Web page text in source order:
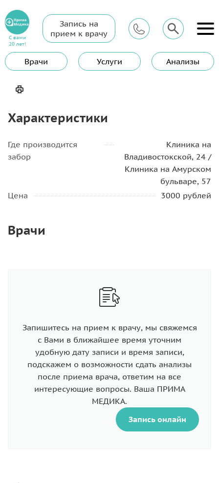
С вами
20 лет!
Запись на
прием к врачу
Врачи Услуги Анализы
Главная
Вскрытие абсцесса половой губы
Вскрытие абсцесса половой
губы
Характеристики
Где производится
забор
Клиника на
Владивостокской, 24 /
Клиника на Амурском
бульваре, 57
Цена
3000 рублей
Врачи
Запишитесь на прием к врачу, мы свяжемся
с Вами в ближайшее время уточним
удобную дату записи и время записи,
подскажем о возможности сдать анализы
после приема врача, ответим на все
интересующие вопросы. Ваша ПРИМА
МЕДИКА.
Запись онлайн